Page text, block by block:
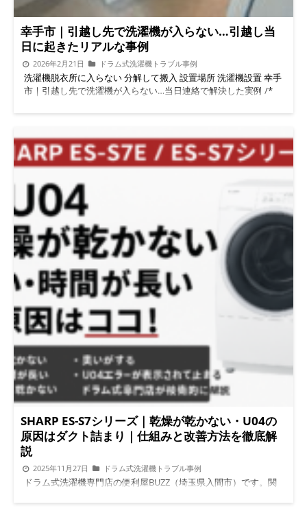
幸手市｜引越し先で洗濯機が入らない…引越し当
日に起きたリアルな事例
2026年2月21日 ドラム式洗濯機トラブル事例
洗濯機脱衣所に入らない 分解して搬入 設置場所 洗濯機設置 幸手
市｜引越し先で洗濯機が入らない…当日連絡で解決した実例 /*
wrap h1 { font-size: 26px; margin-bottom: 28px; padding-
bottom: 12px; border-bottom: 2px solid #d8cfc4; } .article-wrap
h2 { font-size: 20px; margin: 56px 0 18px; padding-left: 14px;
border-left: 5px solid #c2b6a3; } .article-wrap h3 { font-size:
17px; margin: 32px 0 12px; color: #6b6258; } .article-wrap p {
margin-bottom: 18px; } .article-wrap strong { background:
linear-gradient(transparent 60%, #e8dfd3 60%); } .article-wrap ul
{ margin: 16px 0 24px 22px; } .article-wrap li { margin-bottom:
8px; } .box { background: #ffffff; border: 1px solid #e3ddd4;
padding: 18px; margin: 26px 0; } .qa { background: #ffffff;
border-left: 4px solid #c2b6a3; padding: 16px; margin-bottom:
16px; } 幸手市｜引越し先で洗濯機が入らない…当日連絡で解決し
た実例 引越し当日。 家具も家電も順調に運び終わり、 「あとは
洗濯機だけ」というタイミングで―― 「あれ？これ、入らなく
ない？」 実はこのトラブル、幸手市でもかなり多く発生してい
ます。 特にドラム式洗濯機は、引越し当日になって初めて問題
が表に出ることが少なくありません。 この記事では、 引越し先
で洗濯機が入らなかった実際のケースをもとに、 なぜ起きたの
か、どう解決したのか、事前に防ぐ方法を できるだけやさしい
言葉でまとめています。 「引越し先で洗濯機が入らない」って
どういうこと？ 結論から言うと、 原因は洗濯機のサイズではな
く運ぶまでの通り道です。 多いのは次のようなポイント。 洗面
所の入口が思ったより狭い ドアの開き方が邪魔をしている 曲が
り角があり角度が取れない 防水パンのフチが高い 内見時には
「置けそう」に見えても、 実際に運ぶと数センチ足りないとい
うのは本当によくあります。 幸手市で実際にあった引越し当日
の相談内容 今回のケースは、幸手市の集合住宅へのお引越し。
SHARP ES-S7シリーズ｜乾燥が乾かない・U04の
原因はダクト詰まり｜仕組みと改善方法を徹底解
説
2025年11月27日 ドラム式洗濯機トラブル事例
ドラム式洗濯機専門店の便利屋BUZZ（埼玉県入間市）です。関